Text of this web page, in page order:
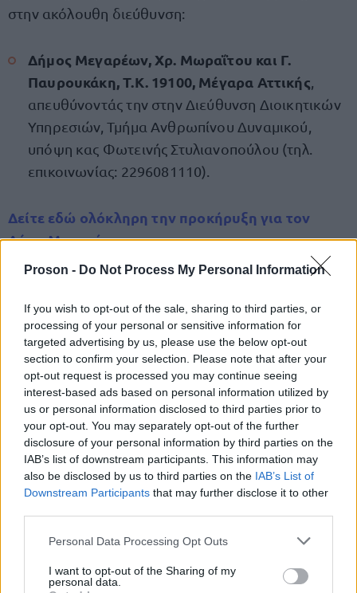
Proson - Do Not Process My Personal Information
If you wish to opt-out of the sale, sharing to third parties, or
processing of your personal or sensitive information for
targeted advertising by us, please use the below opt-out
section to confirm your selection. Please note that after your
opt-out request is processed you may continue seeing
interest-based ads based on personal information utilized by
us or personal information disclosed to third parties prior to
your opt-out. You may separately opt-out of the further
disclosure of your personal information by third parties on the
IAB’s list of downstream participants. This information may
also be disclosed by us to third parties on the IAB’s List of
Downstream Participants that may further disclose it to other
Please note that this website/app uses one or more Google
not limited to your visit or usage behaviour. You may click to
grant or deny consent to Google and its third-party tags to
Personal Data Processing Opt Outs
I want to opt-out of the Sharing of my
personal data.
στην ακόλουθη διεύθυνση:
Δήμος Μεγαρέων, Χρ. Μωραΐτου και Γ.
Παυρουκάκη, Τ.Κ. 19100, Μέγαρα Αττικής
απευθύνοντάς την στην Διεύθυνση Διοικητικών
Υπηρεσιών, Τμήμα Ανθρωπίνου Δυναμικού,
υπόψη κας Φωτεινής Στυλιανοπούλου (τηλ.
επικοινωνίας: 2296081110).
Δείτε εδώ ολόκληρη την προκήρυξη για τον
Δήμο Μεγαρέων
ΑΣΕΠ: Πιστοποίηση Αγγλικών σε
μόνο 2 ημέρες στα χέρια σας
ΑΣΕΠ: Εξ αποστάσεως η πιο Εύκολη
Πιστοποίηση Υπολογιστών σε 2
μέρες